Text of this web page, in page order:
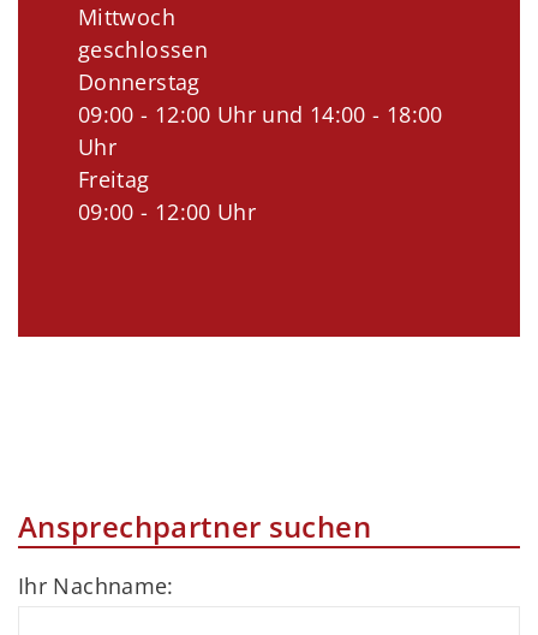
Mittwoch
geschlossen
Donnerstag
09:00 - 12:00 Uhr und 14:00 - 18:00
Uhr
Freitag
09:00 - 12:00 Uhr
Ansprechpartner suchen
Ihr Nachname: